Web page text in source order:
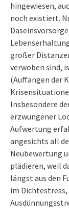
hingewiesen,
noch existiert.
großer
verwoben sind,
(Auffangen der
Insbesondere
erzwungener
Aufwertung
angesichts all
Neubewertung
plädieren, weil
längst aus den
im